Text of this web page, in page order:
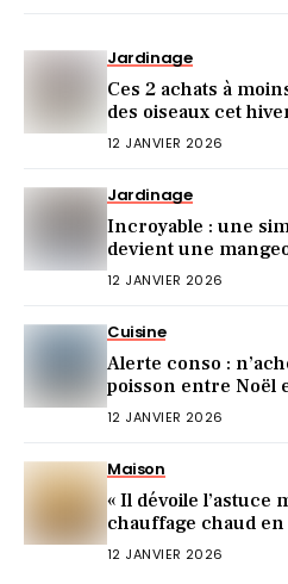
Jardinage
Ces 2 achats à
des oiseaux cet
pas)
12 JANVIER 2026
Jardinage
Incroyable : une
devient une
12 JANVIER 2026
Cuisine
Alerte conso :
poisson entre Noël
pourquoi)
12 JANVIER 2026
Maison
« Il dévoile
chauffage chaud en
12 JANVIER 2026